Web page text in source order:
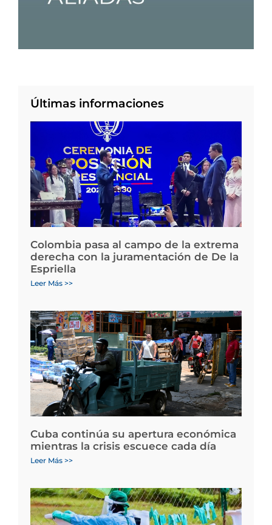
Últimas informaciones
Colombia pasa al campo de la extrema
derecha con la juramentación de De la
Espriella
Leer Más >>
Cuba continúa su apertura económica
mientras la crisis escuece cada día
Leer Más >>